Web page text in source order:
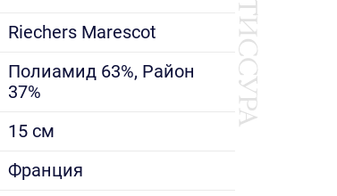
Riechers Marescot
Полиамид 63%, Район
37%
15 см
Франция